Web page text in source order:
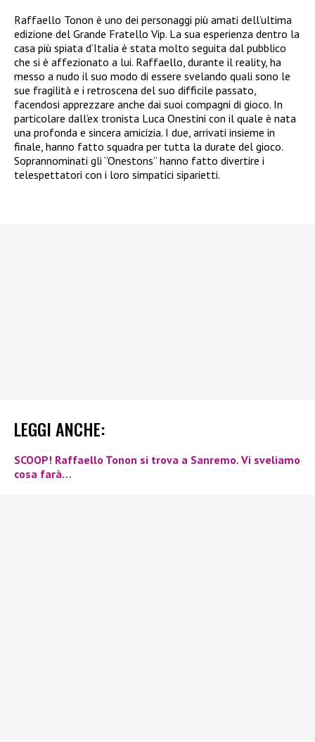
Raffaello Tonon è uno dei personaggi più amati dell’ultima
edizione del Grande Fratello Vip. La sua esperienza dentro la
casa più spiata d’Italia è stata molto seguita dal pubblico
che si è affezionato a lui. Raffaello, durante il reality, ha
messo a nudo il suo modo di essere svelando quali sono le
sue fragilità e i retroscena del suo difficile passato,
facendosi apprezzare anche dai suoi compagni di gioco. In
particolare dall’ex tronista Luca Onestini con il quale è nata
una profonda e sincera amicizia. I due, arrivati insieme in
finale, hanno fatto squadra per tutta la durate del gioco.
Soprannominati gli “Onestons” hanno fatto divertire i
telespettatori con i loro simpatici siparietti.
LEGGI ANCHE:
SCOOP! Raffaello Tonon si trova a Sanremo. Vi sveliamo
cosa farà…